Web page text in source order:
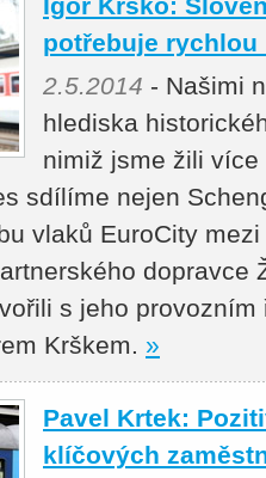
potřebuje rychlou
2.5.2014 - Našimi
hlediska
nimiž jsme žili
sdílíme nejen
vlaků EuroCity
dopravce
s jeho
Krškem. »
Pavel Krtek:
klíčových